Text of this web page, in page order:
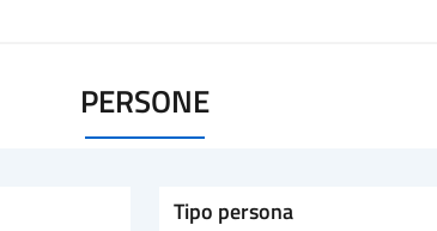
PERSONE
Tipo persona